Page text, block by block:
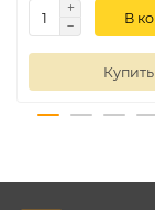
В
Купить